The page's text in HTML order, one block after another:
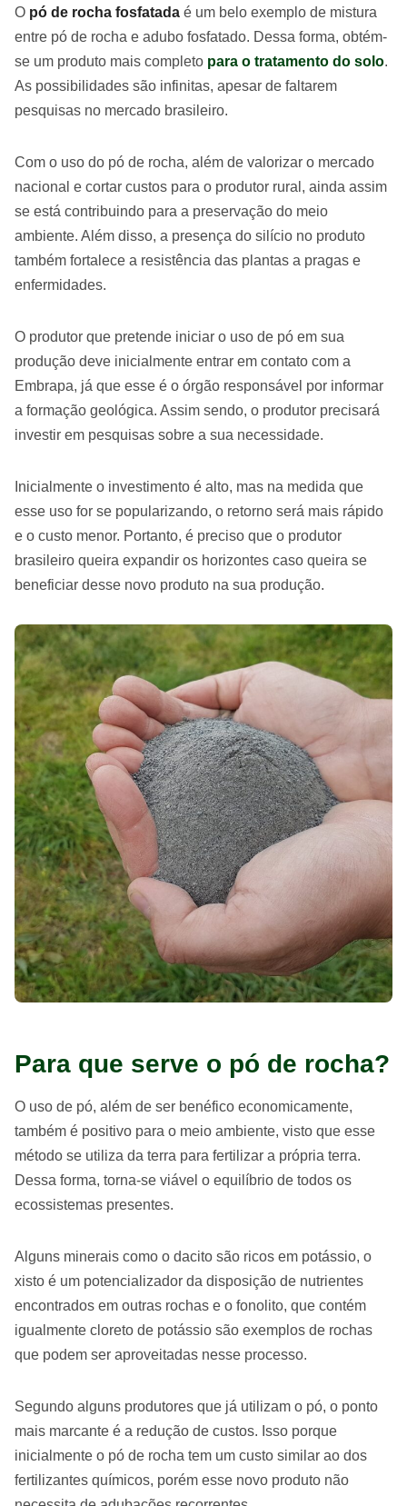
O pó de rocha fosfatada é um belo exemplo de mistura
entre pó de rocha e adubo fosfatado. Dessa forma, obtém-
se um produto mais completo para o tratamento do solo.
As possibilidades são infinitas, apesar de faltarem
pesquisas no mercado brasileiro.
Com o uso do pó de rocha, além de valorizar o mercado
nacional e cortar custos para o produtor rural, ainda assim
se está contribuindo para a preservação do meio
ambiente. Além disso, a presença do silício no produto
também fortalece a resistência das plantas a pragas e
enfermidades.
O produtor que pretende iniciar o uso de pó em sua
produção deve inicialmente entrar em contato com a
Embrapa, já que esse é o órgão responsável por informar
a formação geológica. Assim sendo, o produtor precisará
investir em pesquisas sobre a sua necessidade.
Inicialmente o investimento é alto, mas na medida que
esse uso for se popularizando, o retorno será mais rápido
e o custo menor. Portanto, é preciso que o produtor
brasileiro queira expandir os horizontes caso queira se
beneficiar desse novo produto na sua produção.
Para que serve o pó de rocha?
O uso de pó, além de ser benéfico economicamente,
também é positivo para o meio ambiente, visto que esse
método se utiliza da terra para fertilizar a própria terra.
Dessa forma, torna-se viável o equilíbrio de todos os
ecossistemas presentes.
Alguns minerais como o dacito são ricos em potássio, o
xisto é um potencializador da disposição de nutrientes
encontrados em outras rochas e o fonolito, que contém
igualmente cloreto de potássio são exemplos de rochas
que podem ser aproveitadas nesse processo.
Segundo alguns produtores que já utilizam o pó, o ponto
mais marcante é a redução de custos. Isso porque
inicialmente o pó de rocha tem um custo similar ao dos
fertilizantes químicos, porém esse novo produto não